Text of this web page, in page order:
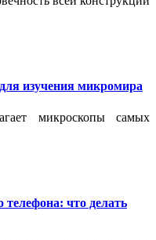
изучения микромира
микроскопы самых
телефона: что делать